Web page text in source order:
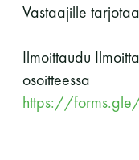
Vastaajille
Ilmoittaudu
osoitteessa
https://